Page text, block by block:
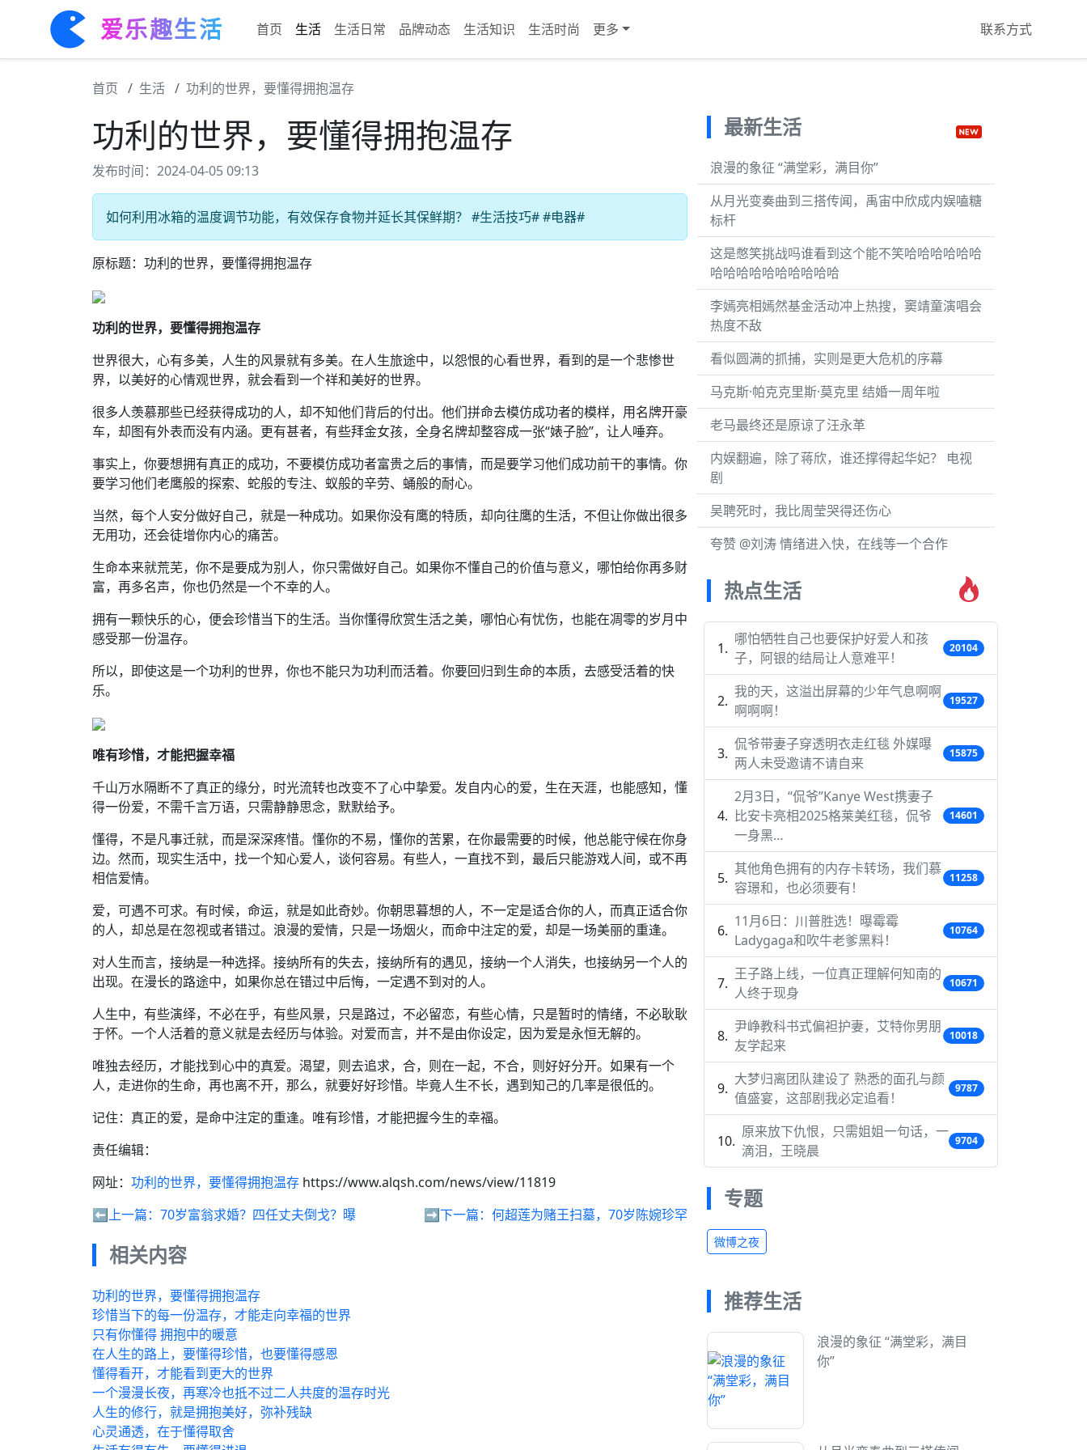
爱乐趣生活 首页 生活 生活日常 品牌动态 生活知识 生活时尚 更多 联系方式
首页 生活 功利的世界，要懂得拥抱温存
功利的世界，要懂得拥抱温存
发布时间：2024-04-05 09:13
如何利用冰箱的温度调节功能，有效保存食物并延长其保鲜期？ #生活技巧# #电器#
原标题：功利的世界，要懂得拥抱温存
功利的世界，要懂得拥抱温存
世界很大，心有多美，人生的风景就有多美。在人生旅途中，以怨恨的心看世界，看到的是一个悲惨世
界，以美好的心情观世界，就会看到一个祥和美好的世界。
很多人羡慕那些已经获得成功的人，却不知他们背后的付出。他们拼命去模仿成功者的模样，用名牌开豪
车，却图有外表而没有内涵。更有甚者，有些拜金女孩，全身名牌却整容成一张“婊子脸”，让人唾弃。
事实上，你要想拥有真正的成功，不要模仿成功者富贵之后的事情，而是要学习他们成功前干的事情。你
要学习他们老鹰般的探索、蛇般的专注、蚁般的辛劳、蛹般的耐心。
当然，每个人安分做好自己，就是一种成功。如果你没有鹰的特质，却向往鹰的生活，不但让你做出很多
无用功，还会徒增你内心的痛苦。
生命本来就荒芜，你不是要成为别人，你只需做好自己。如果你不懂自己的价值与意义，哪怕给你再多财
富，再多名声，你也仍然是一个不幸的人。
拥有一颗快乐的心，便会珍惜当下的生活。当你懂得欣赏生活之美，哪怕心有忧伤，也能在凋零的岁月中
感受那一份温存。
所以，即使这是一个功利的世界，你也不能只为功利而活着。你要回归到生命的本质，去感受活着的快
乐。
唯有珍惜，才能把握幸福
千山万水隔断不了真正的缘分，时光流转也改变不了心中挚爱。发自内心的爱，生在天涯，也能感知，懂
得一份爱，不需千言万语，只需静静思念，默默给予。
懂得，不是凡事迁就，而是深深疼惜。懂你的不易，懂你的苦累，在你最需要的时候，他总能守候在你身
边。然而，现实生活中，找一个知心爱人，谈何容易。有些人，一直找不到，最后只能游戏人间，或不再
相信爱情。
爱，可遇不可求。有时候，命运，就是如此奇妙。你朝思暮想的人，不一定是适合你的人，而真正适合你
的人，却总是在忽视或者错过。浪漫的爱情，只是一场烟火，而命中注定的爱，却是一场美丽的重逢。
对人生而言，接纳是一种选择。接纳所有的失去，接纳所有的遇见，接纳一个人消失，也接纳另一个人的
出现。在漫长的路途中，如果你总在错过中后悔，一定遇不到对的人。
人生中，有些演绎，不必在乎，有些风景，只是路过，不必留恋，有些心情，只是暂时的情绪，不必耿耿
于怀。一个人活着的意义就是去经历与体验。对爱而言，并不是由你设定，因为爱是永恒无解的。
唯独去经历，才能找到心中的真爱。渴望，则去追求，合，则在一起，不合，则好好分开。如果有一个
人，走进你的生命，再也离不开，那么，就要好好珍惜。毕竟人生不长，遇到知己的几率是很低的。
记住：真正的爱，是命中注定的重逢。唯有珍惜，才能把握今生的幸福。
责任编辑：
网址： 功利的世界，要懂得拥抱温存 https://www.alqsh.com/news/view/11819
⬅️上一篇： 70岁富翁求婚？四任丈夫倒戈？曝 ➡️下一篇： 何超莲为赌王扫墓，70岁陈婉珍罕
相关内容
功利的世界，要懂得拥抱温存
珍惜当下的每一份温存，才能走向幸福的世界
只有你懂得 拥抱中的暖意
在人生的路上，要懂得珍惜，也要懂得感恩
懂得看开，才能看到更大的世界
一个漫漫长夜，再寒冷也抵不过二人共度的温存时光
人生的修行，就是拥抱美好，弥补残缺
心灵通透，在于懂得取舍
最新生活
浪漫的象征 “满堂彩，满目你”
从月光变奏曲到三搭传闻，禹宙中欣成内娱嗑糖
标杆
这是憋笑挑战吗谁看到这个能不笑哈哈哈哈哈哈
哈哈哈哈哈哈哈哈哈哈
李嫣亮相嫣然基金活动冲上热搜，窦靖童演唱会
热度不敌
看似圆满的抓捕，实则是更大危机的序幕
马克斯·帕克克里斯·莫克里 结婚一周年啦
老马最终还是原谅了汪永革
内娱翻遍，除了蒋欣，谁还撑得起华妃？ 电视
剧
吴聘死时，我比周莹哭得还伤心
夸赞 @刘涛 情绪进入快，在线等一个合作
热点生活
哪怕牺牲自己也要保护好爱人和孩
子，阿银的结局让人意难平！
20104
我的天，这溢出屏幕的少年气息啊啊
啊啊啊！
19527
侃爷带妻子穿透明衣走红毯 外媒曝
两人未受邀请不请自来
15875
2月3日，“侃爷”Kanye West携妻子
比安卡亮相2025格莱美红毯，侃爷
一身黑…
14601
其他角色拥有的内存卡转场，我们慕
容璟和，也必须要有！
11258
11月6日：川普胜选！曝霉霉
Ladygaga和吹牛老爹黑料！
10764
王子路上线，一位真正理解何知南的
人终于现身
10671
尹峥教科书式偏袒护妻，艾特你男朋
友学起来
10018
大梦归离团队建设了 熟悉的面孔与颜
值盛宴，这部剧我必定追看！
9787
原来放下仇恨，只需姐姐一句话，一
滴泪，王晓晨
9704
专题
微博之夜
推荐生活
浪漫的象征 “满堂彩，满目
你”